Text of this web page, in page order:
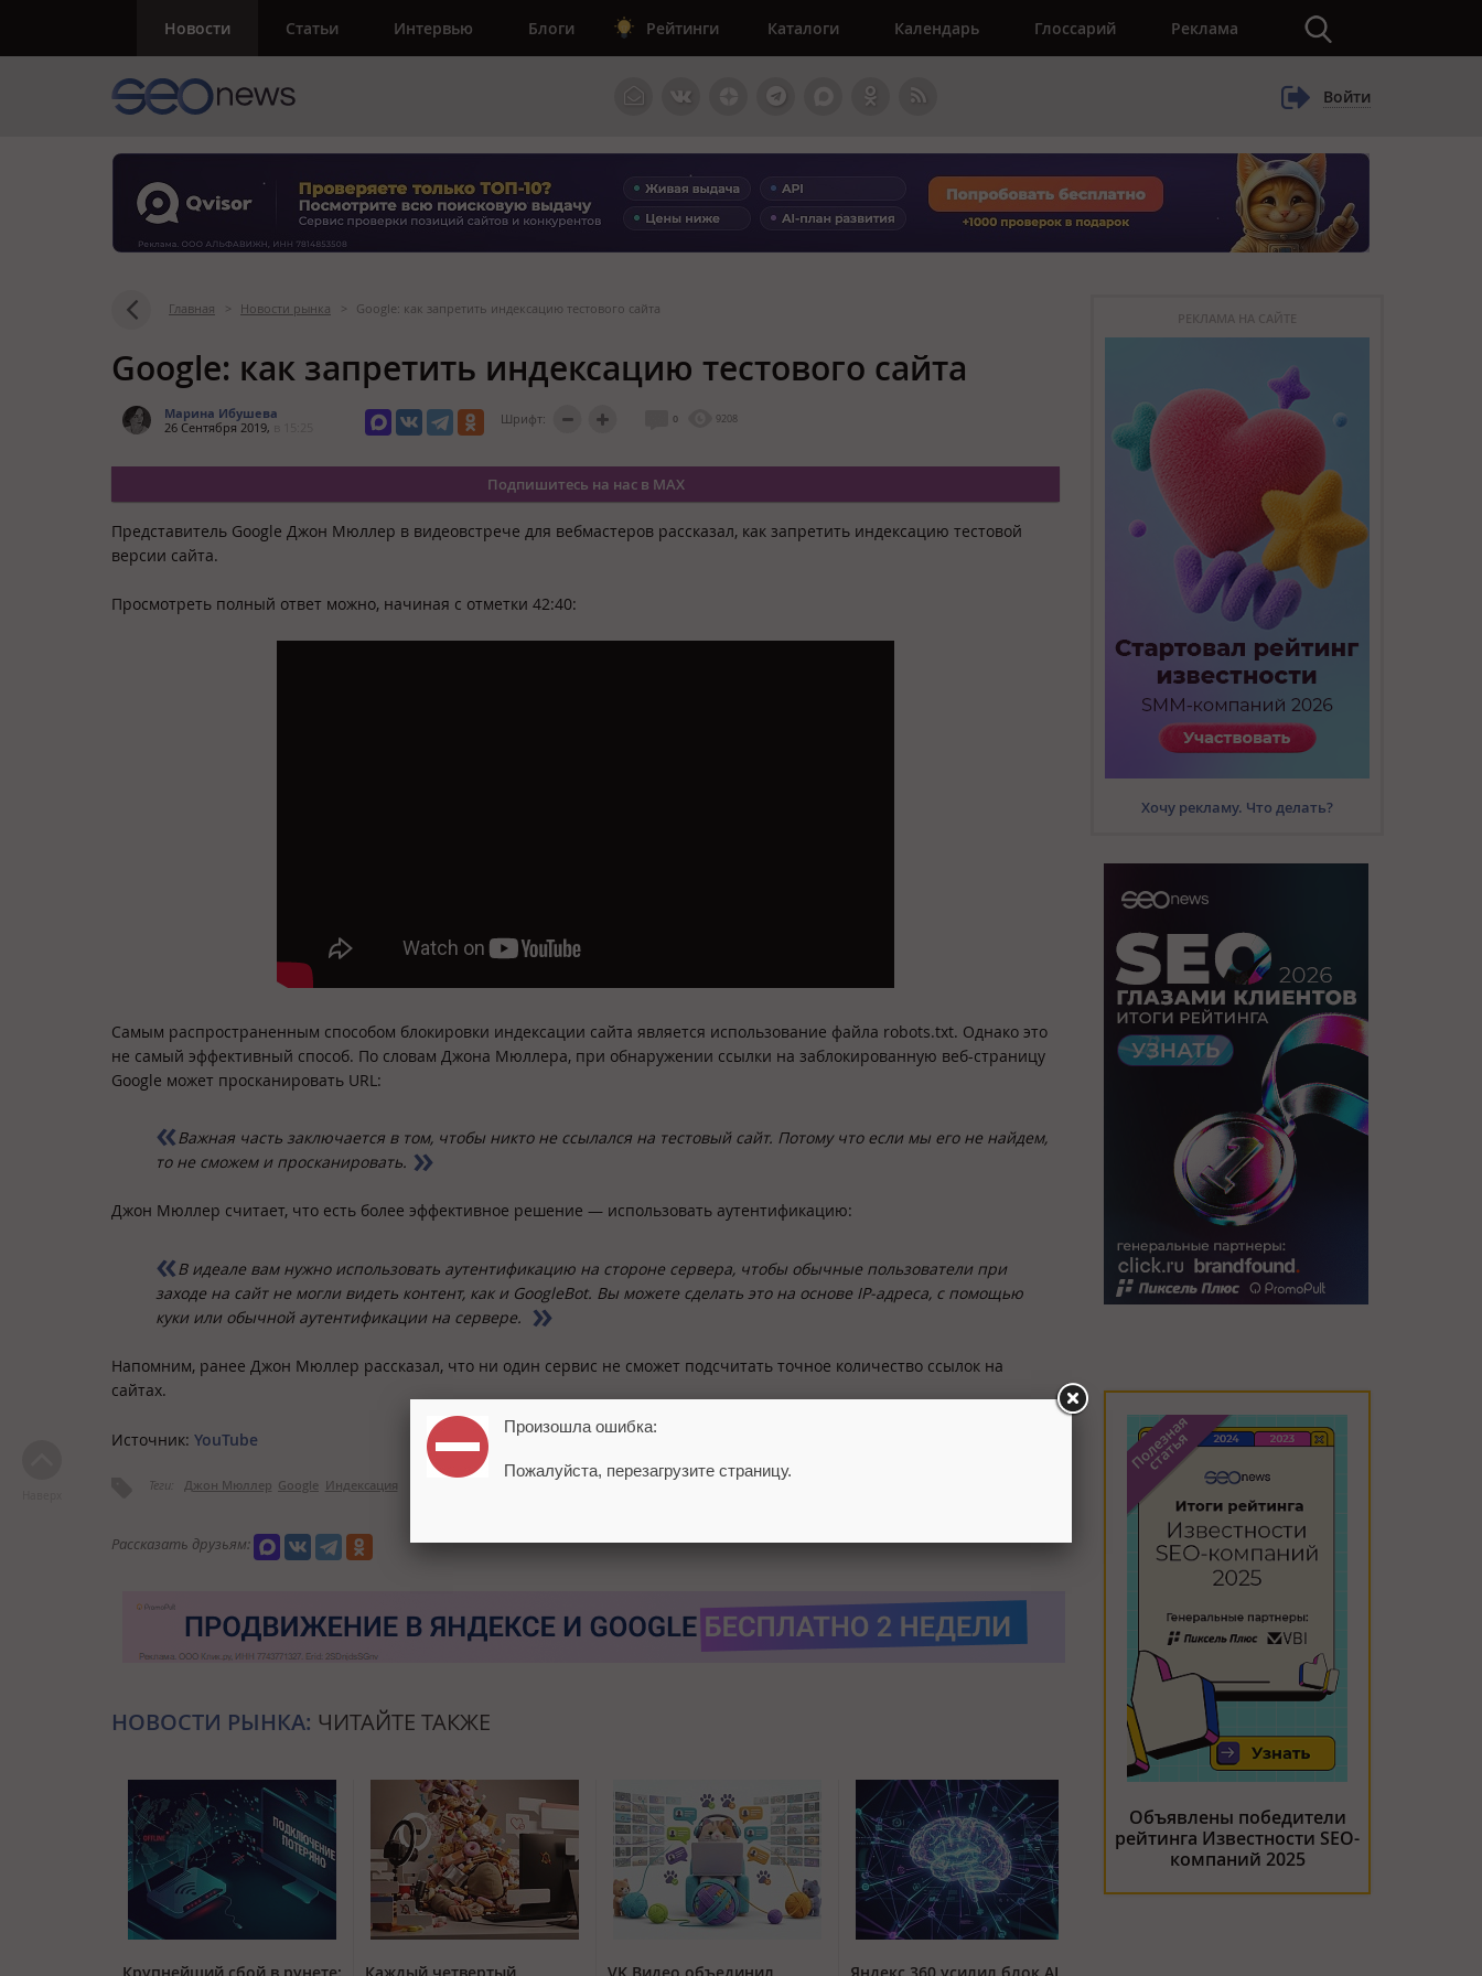
Новости Статьи Интервью Блоги Рейтинги Каталоги Календарь Глоссарий Реклама
Войти
Главная > Новости рынка > Google: как запретить индексацию тестового сайта
Google: как запретить индексацию тестового сайта
Марина Ибушева
26 Сентября 2019,
Шрифт: 0 9208
Подпишитесь на нас в MAX
Представитель Google Джон Мюллер в видеовстрече для вебмастеров рассказал, как запретить индексацию тестовой
версии сайта.
Просмотреть полный ответ можно, начиная с отметки 42:40:
Самым распространенным способом блокировки индексации сайта является использование файла robots.txt. Однако это
не самый эффективный способ. По словам Джона Мюллера, при обнаружении ссылки на заблокированную веб-страницу
Google может просканировать URL:
Важная часть заключается в том, чтобы никто не ссылался на тестовый сайт. Потому что если мы его не найдем,
то не сможем и просканировать.
Джон Мюллер считает, что есть более эффективное решение — использовать аутентификацию:
В идеале вам нужно использовать аутентификацию на стороне сервера, чтобы обычные пользователи при
заходе на сайт не могли видеть контент, как и GoogleBot. Вы можете сделать это на основе IP-адреса, с помощью
куки или обычной аутентификации на сервере.
Напомним, ранее Джон Мюллер рассказал, что ни один сервис не сможет подсчитать точное количество ссылок на
сайтах.
Источник: YouTube
Теги: Джон Мюллер Google Индексация
Рассказать друзьям:
НОВОСТИ РЫНКА: ЧИТАЙТЕ ТАКЖЕ
РЕКЛАМА НА САЙТЕ
Хочу рекламу. Что делать?
Объявлены победители
рейтинга Известности SEO-
компаний 2025
Произошла ошибка:
Пожалуйста, перезагрузите страницу.